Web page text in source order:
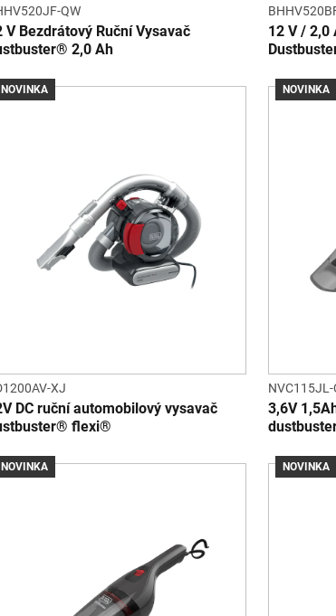
QW
V Bezdrátový Ruční Vysavač
2,0 Ah
12 V / 2,0
NOVINKA
XJ
DC ruční automobilový vysavač
flexi®
NOVINKA
NVC115JL-
3,6V
NOVINKA NOVINKA